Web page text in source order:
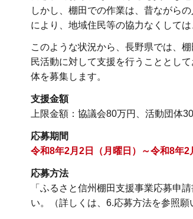
しかし、棚田での作業は、昔ながら
により、地域住民等の協力なくして
このような状況から、長野県では、
民活動に対して支援を行うこととし
体を募集します。
支援金額
上限金額：協議会80万円、活動団体
応募期間
令和8年2月2日（月曜日）～令和8年2
応募方法
「ふるさと信州棚田支援事業応募申
い。（詳しくは、6.応募方法を参照願